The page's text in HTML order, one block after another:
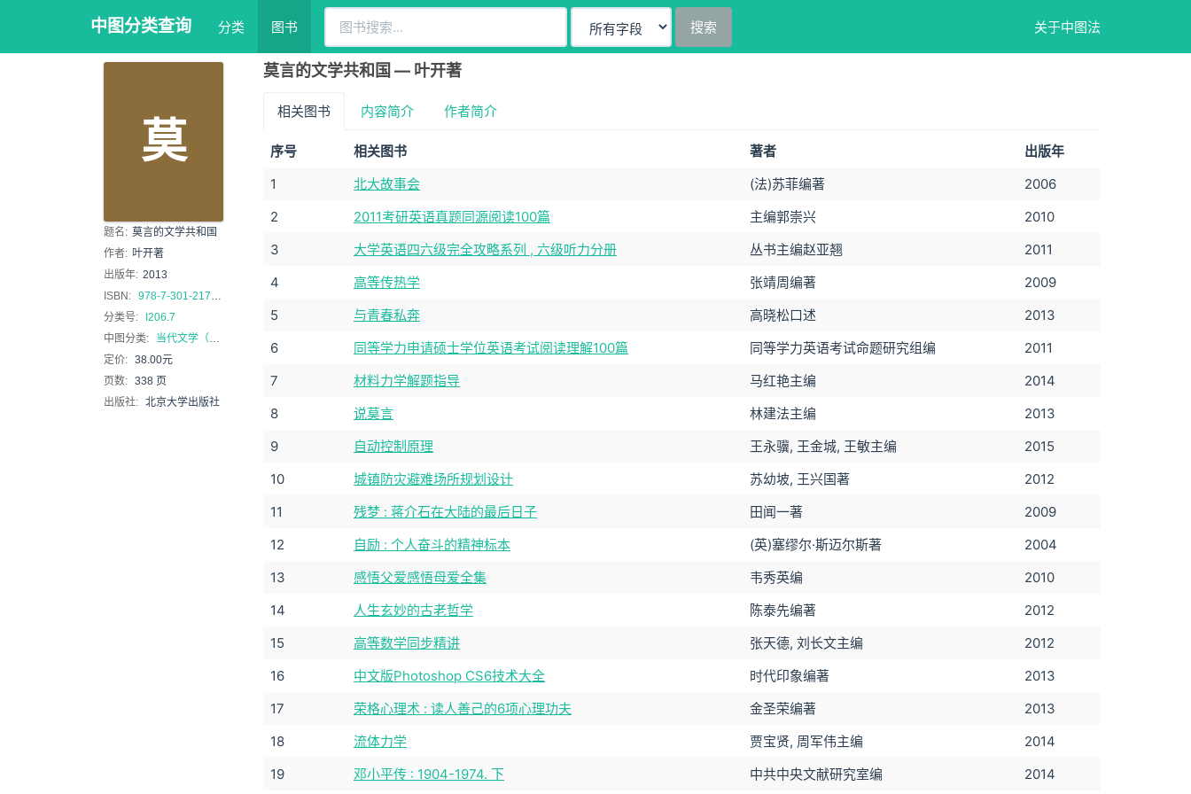
中图分类查询 分类 图书 搜索 关于中图法
莫
题名: 莫言的文学共和国
作者: 叶开著
出版年: 2013
ISBN: 978-7-301-21762-7
分类号:
I206.7
中图分类:
当代文学（1949年~）
定价: 38.00元
页数: 338 页
出版社: 北京大学出版社
莫言的文学共和国 — 叶开著
相关图书 内容简介 作者简介
序号 相关图书 著者
出版年
1
北大故事会 (法)苏菲编著
2006
2
2011考研英语真题同源阅读100篇 主编郭崇兴
2010
3
大学英语四六级完全攻略系列 , 六级听力分册 丛书主编赵亚翘
2011
4
高等传热学 张靖周编著
2009
5
与青春私奔 高晓松口述
2013
6
同等学力申请硕士学位英语考试阅读理解100篇 同等学力英语考试命题研究组编
2011
7
材料力学解题指导 马红艳主编
2014
8
说莫言 林建法主编
2013
9
自动控制原理 王永骥, 王金城, 王敏主编
2015
10
城镇防灾避难场所规划设计 苏幼坡, 王兴国著
2012
11
残梦 : 蒋介石在大陆的最后日子 田闻一著
2009
12
自励 : 个人奋斗的精神标本 (英)塞缪尔·斯迈尔斯著
2004
13
感悟父爱感悟母爱全集 韦秀英编
2010
14
人生玄妙的古老哲学 陈泰先编著
2012
15
高等数学同步精讲 张天德, 刘长文主编
2012
16
中文版Photoshop CS6技术大全 时代印象编著
2013
17
荣格心理术 : 读人善己的6项心理功夫 金圣荣编著
2013
18
流体力学 贾宝贤, 周军伟主编
2014
19
邓小平传 : 1904-1974. 下 中共中央文献研究室编 2014